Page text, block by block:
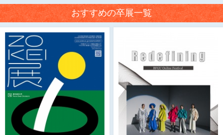
おすすめの卒展一覧